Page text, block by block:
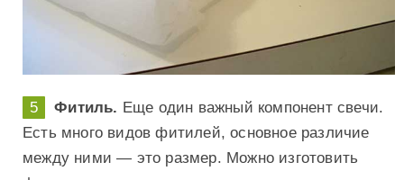
Фитиль. Еще один важный компонент свечи.
Есть много видов фитилей, основное различие
между ними — это размер. Можно изготовить